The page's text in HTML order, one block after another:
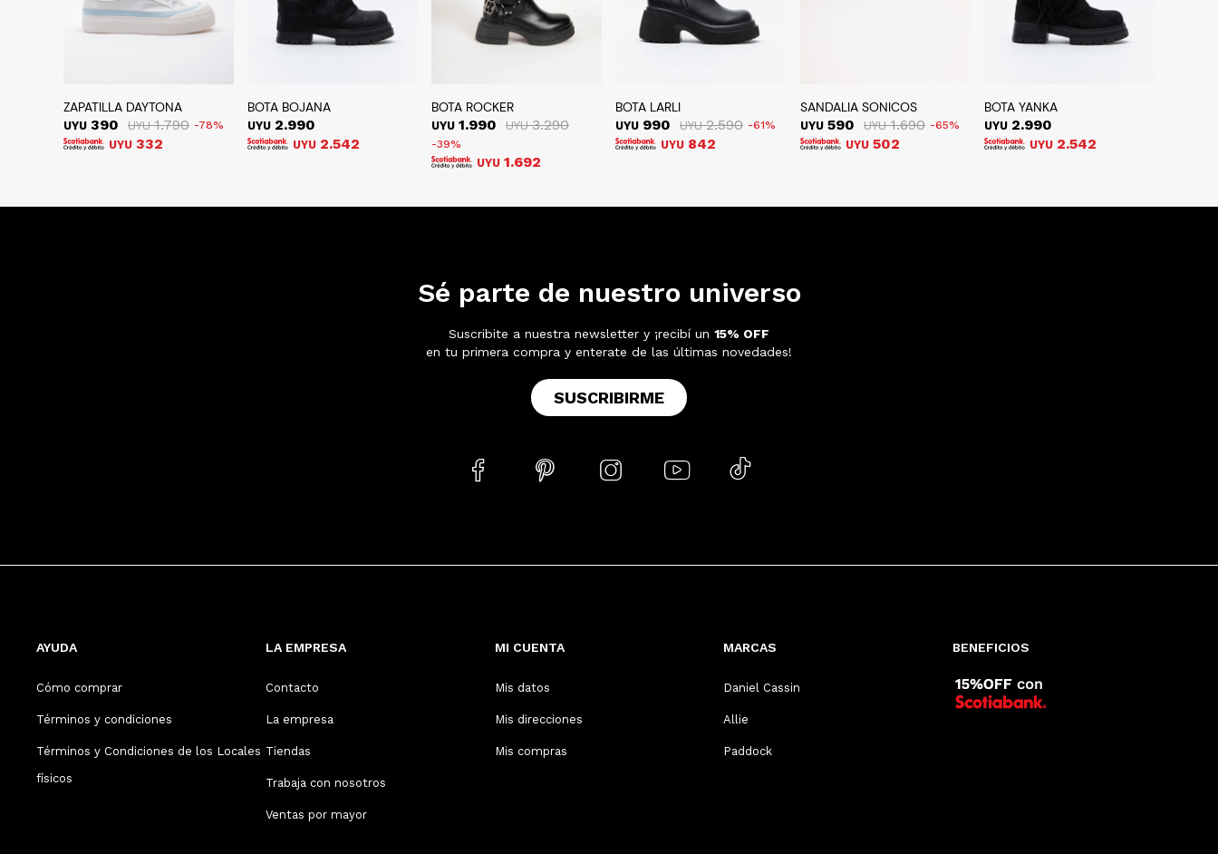
ZAPATILLA DAYTONA
UYU 390 UYU 1.790 78
UYU 332
BOTA BOJANA
UYU 2.990
UYU 2.542
BOTA ROCKER
UYU 1.990 UYU 3.290
39
UYU 1.692
BOTA LARLI
UYU 990 UYU 2.590 61
UYU 842
SANDALIA SONICOS
UYU 590 UYU 1.690 65
UYU 502
BOTA YANKA
UYU 2.990
UYU 2.542
AYUDA
Cómo comprar
Términos y condiciones
Términos y Condiciones de los Locales
físicos
LA EMPRESA
Contacto
La empresa
Tiendas
Trabaja con nosotros
Ventas por mayor
MI CUENTA
Mis datos
Mis direcciones
Mis compras
MARCAS
Daniel Cassin
Allie
Paddock
BENEFICIOS
Sé parte de nuestro universo
Suscribite a nuestra newsletter y ¡recibí un 15% OFF
en tu primera compra y enterate de las últimas novedades!
SUSCRIBIRME
    